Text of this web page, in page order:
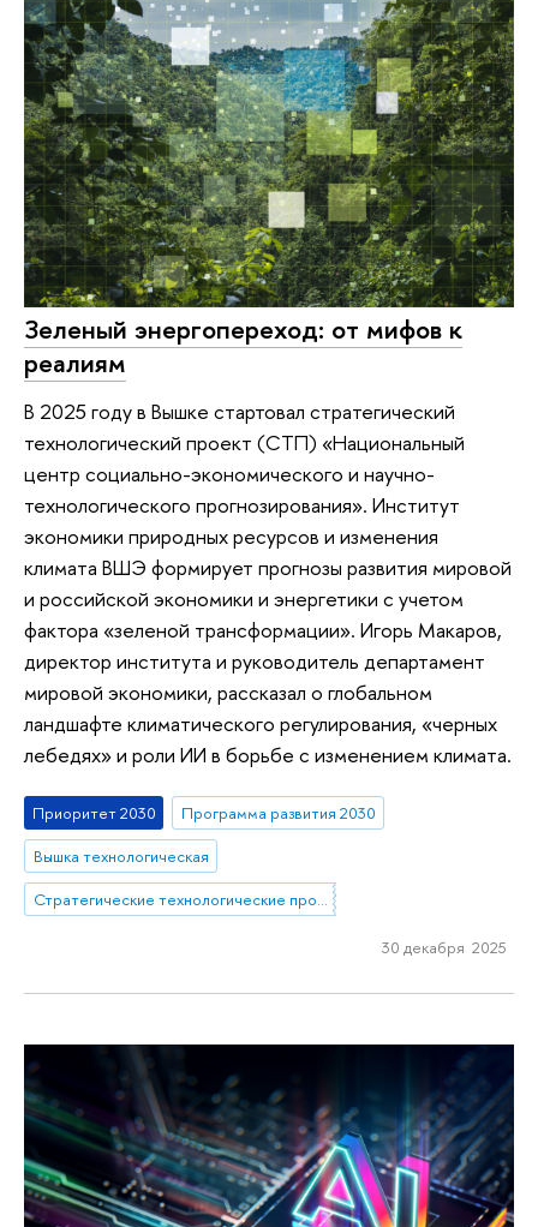
Зеленый энергопереход: от мифов к
реалиям
В 2025 году в Вышке стартовал стратегический
технологический проект (СТП) «Национальный
центр социально-экономического и научно-
технологического прогнозирования». Институт
экономики природных ресурсов и изменения
климата ВШЭ формирует прогнозы развития мировой
и российской экономики и энергетики с учетом
фактора «зеленой трансформации». Игорь Макаров,
директор института и руководитель департамент
мировой экономики, рассказал о глобальном
ландшафте климатического регулирования, «черных
лебедях» и роли ИИ в борьбе с изменением климата.
Приоритет 2030
Программа развития 2030
Вышка технологическая
Стратегические технологические проекты
30 декабря 2025